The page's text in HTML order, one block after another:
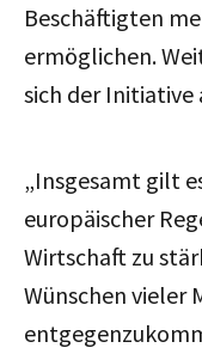
Beschäftigten
ermöglichen.
sich der Initiative
„Insgesamt gilt
europäischer
Wirtschaft zu
Wünschen vieler